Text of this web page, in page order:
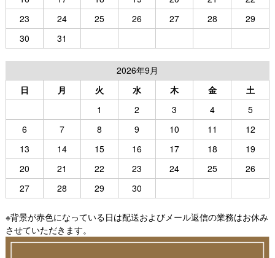
23
24 25 26 27 28
29
30
31
2026年9月
日
月 火 水 木 金
土
1
2 3 4
5
6
7 8 9 10 11
12
13
14 15 16 17 18
19
20
21 22 23 24 25
26
27
28 29 30
※背景が赤色になっている日は配送およびメール返信の業務はお休み
させていただきます。